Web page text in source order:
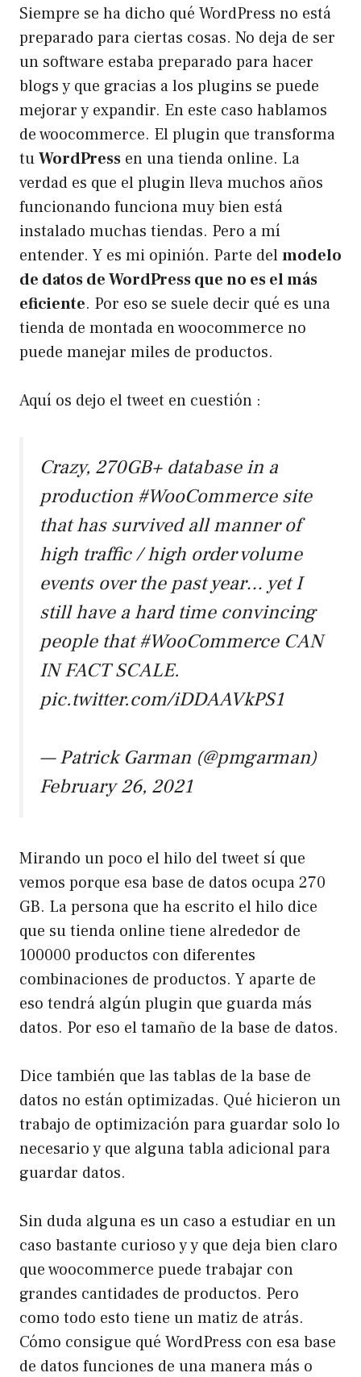
Siempre se ha dicho qué WordPress no está
preparado para ciertas cosas. No deja de ser
un software estaba preparado para hacer
blogs y que gracias a los plugins se puede
mejorar y expandir. En este caso hablamos
de woocommerce. El plugin que transforma
tuWordPress en una tienda online. La
verdad es que el plugin lleva muchos años
funcionando funciona muy bien está
instalado muchas tiendas. Pero a mí
entender. Y es mi opinión. Parte delmodelo
de datos de WordPress que no es el más
eficiente. Por eso se suele decir qué es una
tienda de montada en woocommerce no
puede manejar miles de productos.
Aquí os dejo el tweet en cuestión :
Crazy, 270GB+ database in a
production #WooCommercesite
that has survived all manner of
high traffic / high order volume
events over the past year… yet I
still have a hard time convincing
people that#WooCommerceCAN
IN FACT SCALE.
pic.twitter.com/iDDAAVkPS1
— Patrick Garman (@pmgarman)
February 26, 2021
Mirando un poco el hilo del tweet sí que
vemos porque esa base de datos ocupa 270
GB. La persona que ha escrito el hilo dice
que su tienda online tiene alrededor de
100000 productos con diferentes
combinaciones de productos. Y aparte de
eso tendrá algún plugin que guarda más
datos. Por eso el tamaño de la base de datos.
Dice también que las tablas de la base de
datos no están optimizadas. Qué hicieron un
trabajo de optimización para guardar solo lo
necesario y que alguna tabla adicional para
guardar datos.
Sin duda alguna es un caso a estudiar en un
caso bastante curioso y y que deja bien claro
que woocommerce puede trabajar con
grandes cantidades de productos. Pero
como todo esto tiene un matiz de atrás.
Cómo consigue qué WordPress con esa base
de datos funciones de una manera más o